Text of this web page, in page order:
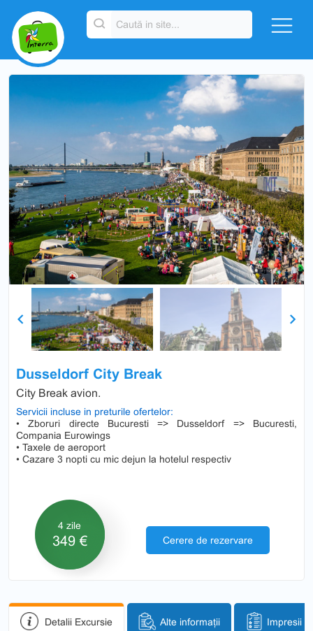
Dusseldorf City Break
City Break avion.
Servicii incluse in preturile ofertelor:
• Zboruri directe Bucuresti => Dusseldorf => Bucuresti,
Compania Eurowings
• Taxele de aeroport
• Cazare 3 nopti cu mic dejun la hotelul respectiv
4 zile
349 € Cerere de rezervare
Previous Next
Detalii Excursie Alte informații Impresii